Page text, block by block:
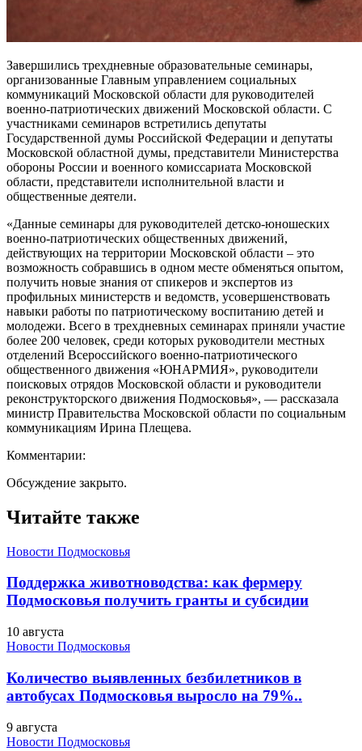
Завершились трехдневные образовательные семинары,
организованные Главным управлением социальных
коммуникаций Московской области для руководителей
военно-патриотических движений Московской области. С
участниками семинаров встретились депутаты
Государственной думы Российской Федерации и депутаты
Московской областной думы, представители Министерства
обороны России и военного комиссариата Московской
области, представители исполнительной власти и
общественные деятели.
«Данные семинары для руководителей детско-юношеских
военно-патриотических общественных движений,
действующих на территории Московской области – это
возможность собравшись в одном месте обменяться опытом,
получить новые знания от спикеров и экспертов из
профильных министерств и ведомств, усовершенствовать
навыки работы по патриотическому воспитанию детей и
молодежи. Всего в трехдневных семинарах приняли участие
более 200 человек, среди которых руководители местных
отделений Всероссийского военно-патриотического
общественного движения «ЮНАРМИЯ», руководители
поисковых отрядов Московской области и руководители
реконструкторского движения Подмосковья», — рассказала
министр Правительства Московской области по социальным
коммуникациям Ирина Плещева.
Комментарии:
Обсуждение закрыто.
Читайте также
Новости Подмосковья
Поддержка животноводства: как фермеру
Подмосковья получить гранты и субсидии
10 августа
Новости Подмосковья
Количество выявленных безбилетников в
автобусах Подмосковья выросло на 79%..
9 августа
Новости Подмосковья